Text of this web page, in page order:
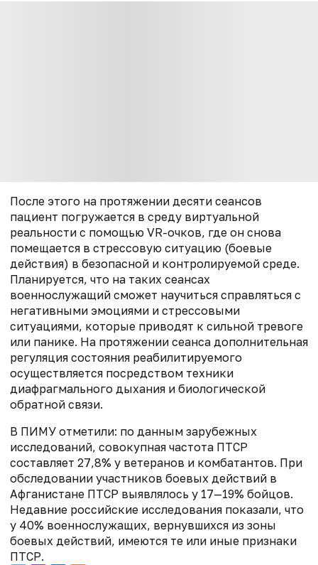
После этого на протяжении десяти сеансов
пациент погружается в среду виртуальной
реальности с помощью VR-очков, где он снова
помещается в стрессовую ситуацию (боевые
действия) в безопасной и контролируемой среде.
Планируется, что на таких сеансах
военнослужащий сможет научиться справляться с
негативными эмоциями и стрессовыми
ситуациями, которые приводят к сильной тревоге
или панике. На протяжении сеанса дополнительная
регуляция состояния реабилитируемого
осуществляется посредством техники
диафрагмального дыхания и биологической
обратной связи.
В ПИМУ отметили: по данным зарубежных
исследований, совокупная частота ПТСР
составляет 27,8% у ветеранов и комбатантов. При
обследовании участников боевых действий в
Афганистане ПТСР выявлялось у 17—19% бойцов.
Недавние российские исследования показали, что
у 40% военнослужащих, вернувшихся из зоны
боевых действий, имеются те или иные признаки
ПТСР.